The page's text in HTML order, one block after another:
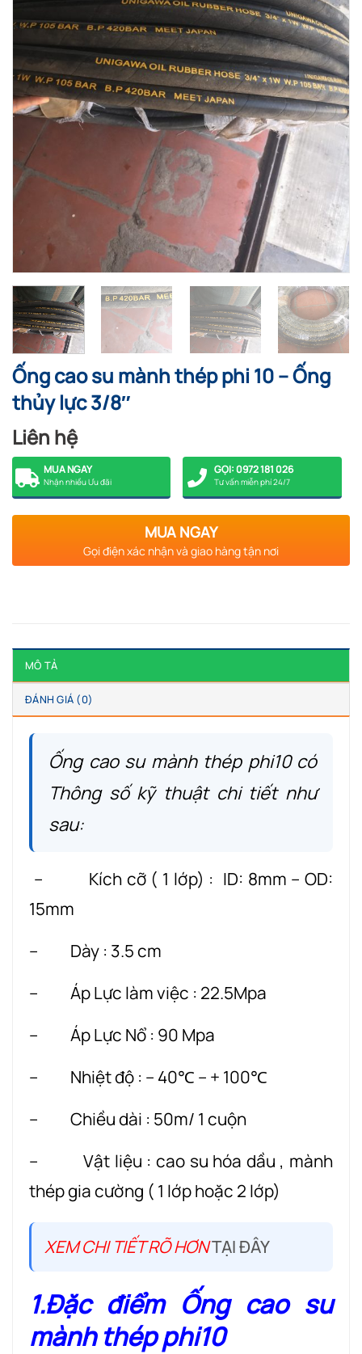
Ống cao su mành thép phi 10 – Ống
thủy lực 3/8″
Liên hệ
MUA NGAY
Nhận nhiều Ưu đãi
GỌI: 0972 181 026
Tư vấn miễn phí 24/7
MUA NGAY
Gọi điện xác nhận và giao hàng tận nơi
MÔ TẢ
ĐÁNH GIÁ (0)
Ống cao su mành thép phi10 có
Thông số kỹ thuật chi tiết như
sau:
– Kích cỡ ( 1 lớp) : ID: 8mm – OD:
15mm
– Dày : 3.5 cm
– Áp Lực làm việc : 22.5Mpa
– Áp Lực Nổ : 90 Mpa
– Nhiệt độ : – 40℃ – + 100℃
– Chiều dài : 50m/ 1 cuộn
– Vật liệu : cao su hóa dầu , mành
thép gia cường ( 1 lớp hoặc 2 lớp)
XEM CHI TIẾT RÕ HƠNTẠI ĐÂY
1.Đặc điểm Ống cao su
mành thép phi10